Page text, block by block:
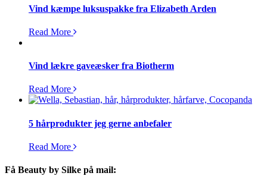
Vind kæmpe luksuspakke fra Elizabeth Arden
Read More
Vind lækre gaveæsker fra Biotherm
Read More
5 hårprodukter jeg gerne anbefaler
Read More
Få Beauty by Silke på mail: